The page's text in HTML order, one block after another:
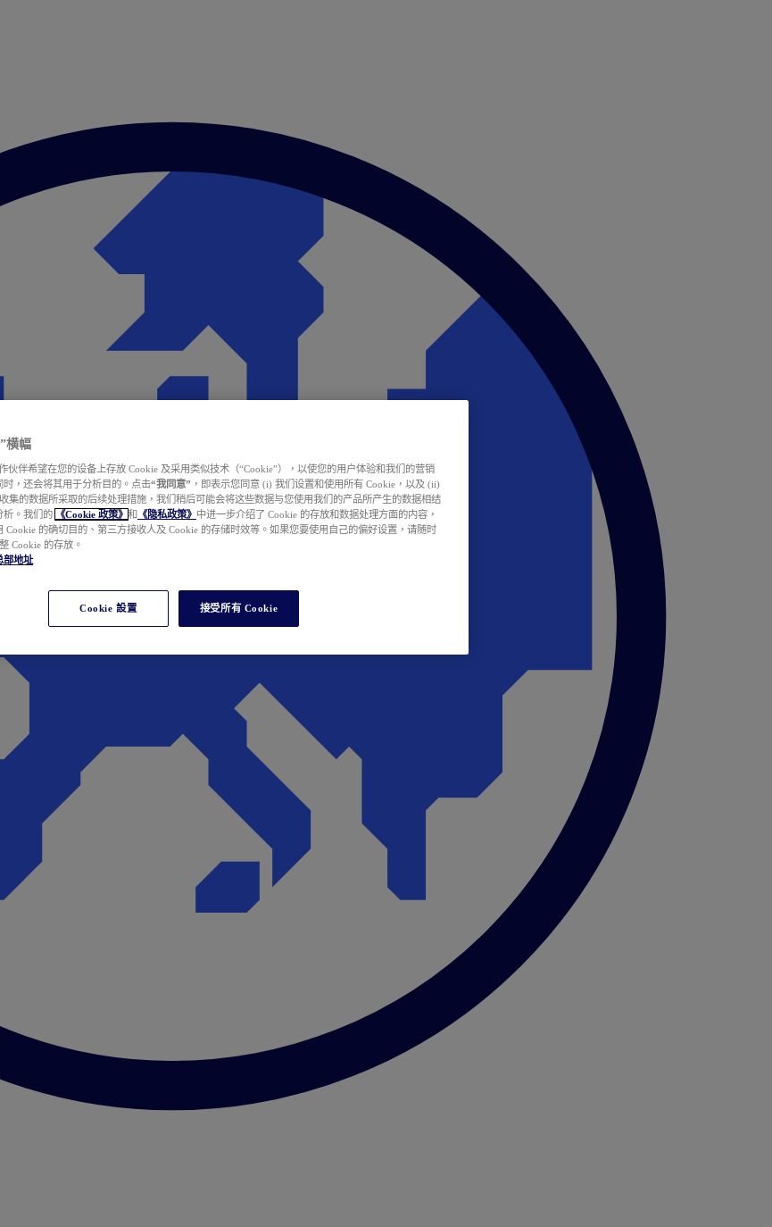
横幅
伙伴希望在您的设备上存放 Cookie 及采用类似技术（“Cookie”），以使您的用户体验和我们的营销
时，还会将其用于分析目的。点击“我同意” ，即表示您同意 (i) 我们设置和使用所有 Cookie，以及 (ii)
集的数据所采取的后续处理措施，我们稍后可能会将这些数据与您使用我们的产品所产生的数据相结
析。我们的
《Cookie 政策》 和 《隐私政策》 中进一步介绍了 Cookie 的存放和数据处理方面的内容，
Cookie 的确切目的、第三方接收人及 Cookie 的存储时效等。如果您要使用自己的偏好设置，请随时
Cookie 的存放。
部地址
Cookie 設置 接受所有 Cookie